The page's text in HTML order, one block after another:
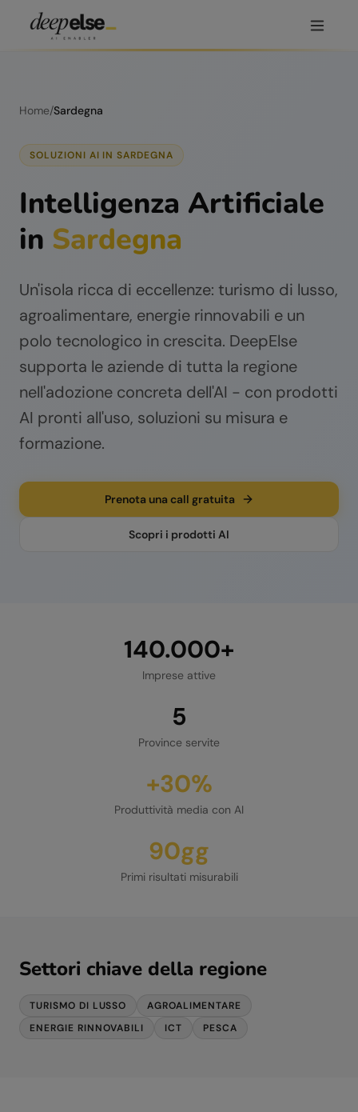
Home/Sardegna
SOLUZIONI AI INSARDEGNA
Intelligenza Artificiale
in Sardegna
Un'isola ricca di eccellenze: turismo di lusso,
agroalimentare, energie rinnovabili e un
polo tecnologico in crescita. DeepElse
supporta le aziende di tutta la regione
nell'adozione concreta dell'AI - con prodotti
AI pronti all'uso, soluzioni su misura e
formazione.
Prenota una call gratuita
Scopri i prodotti AI
140.000+
Imprese attive
5
Province servite
+30%
Produttività media con AI
90gg
Primi risultati misurabili
Settori chiave della regione
TURISMO DI LUSSO
AGROALIMENTARE
ENERGIE RINNOVABILI
ICT PESCA